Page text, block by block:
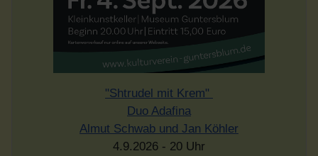
"Shtrudel mit Krem"
Duo Adafina
Almut Schwab und Jan Köhler
4.9.2026 - 20 Uhr